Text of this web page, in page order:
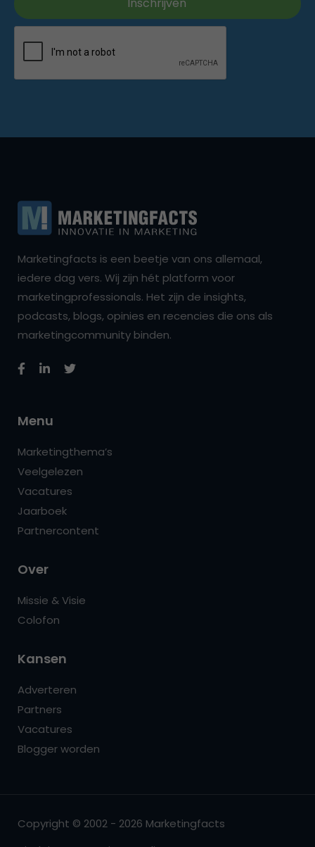
Marketingfacts is een beetje van ons allemaal,
iedere dag vers. Wij zijn hét platform voor
marketingprofessionals. Het zijn de insights,
podcasts, blogs, opinies en recencies die ons als
marketingcommunity binden.
Menu
Marketingthema’s
Veelgelezen
Vacatures
Jaarboek
Partnercontent
Over
Missie & Visie
Colofon
Kansen
Adverteren
Partners
Vacatures
Blogger worden
Copyright © 2002 - 2026 Marketingfacts